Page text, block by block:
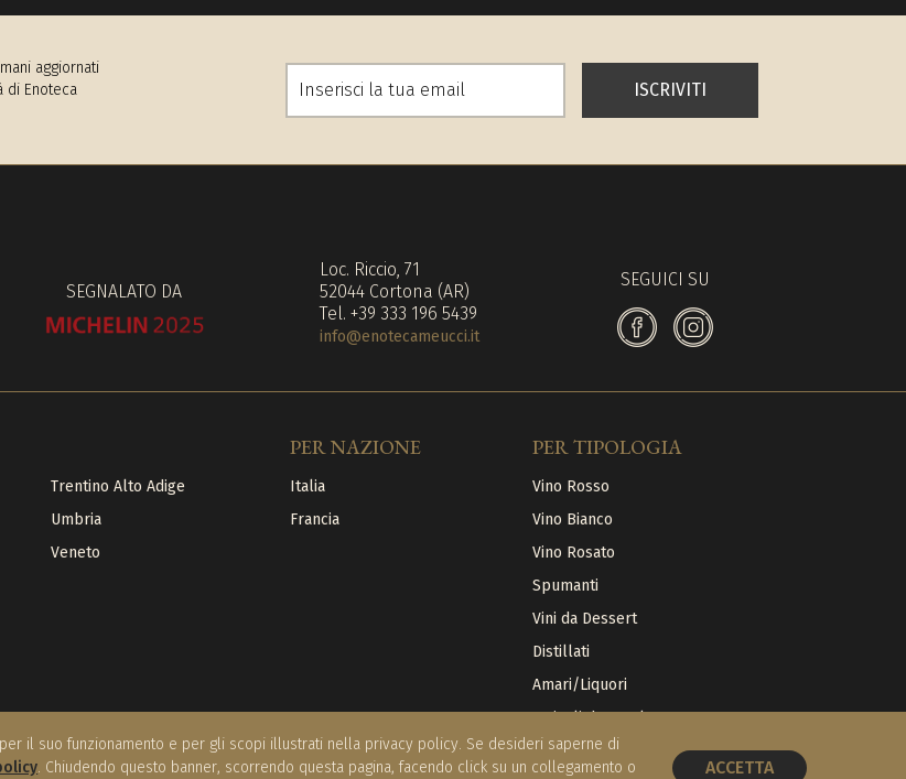
il suo funzionamento e per gli scopi illustrati nella privacy policy. Se desideri saperne di
. Chiudendo questo banner, scorrendo questa pagina, facendo click su un collegamento o ACCETTA
aggiornati
di Enoteca
ISCRIVITI
SEGNALATO DA
Loc. Riccio, 71
52044 Cortona (AR)
Tel. +39 333 196 5439
info@enotecameucci.it
SEGUICI SU
Trentino Alto Adige
Umbria
Veneto
PER NAZIONE
Italia
Francia
PER TIPOLOGIA
Vino Rosso
Vino Bianco
Vino Rosato
Spumanti
Vini da Dessert
Distillati
Amari/Liquori
Articoli da regalo
PRENOTA UN TAVOLO